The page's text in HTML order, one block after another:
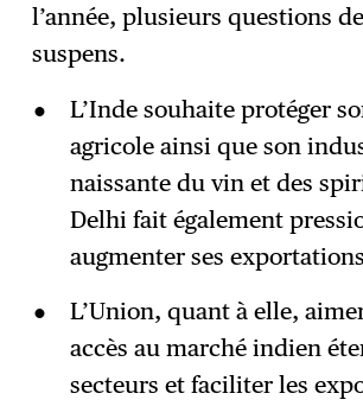
l’année, plusieurs questions
suspens.
L’Inde souhaite protéger
agricole ainsi que son
naissante du vin et des
Delhi fait également
augmenter ses
L’Union, quant à elle,
accès au marché indien
secteurs et faciliter les